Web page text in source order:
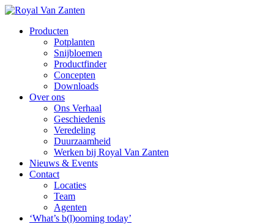
Producten
Potplanten
Snijbloemen
Productfinder
Concepten
Downloads
Over ons
Ons Verhaal
Geschiedenis
Veredeling
Duurzaamheid
Werken bij Royal Van Zanten
Nieuws & Events
Contact
Locaties
Team
Agenten
‘What’s b(l)ooming today’